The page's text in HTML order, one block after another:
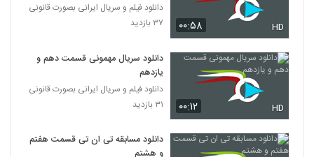
۰۰:۵۸ HD
دانلود فیلم و سریال ایرانی بصورت قانونی
۳۷ بازدید
۰۰:۱۲ HD
دانلود سریال مهمونی قسمت دهم و
یازدهم
دانلود فیلم و سریال ایرانی بصورت قانونی
۳۱ بازدید
دانلود مسابقه تی ان تی قسمت هفتم
و هشتم